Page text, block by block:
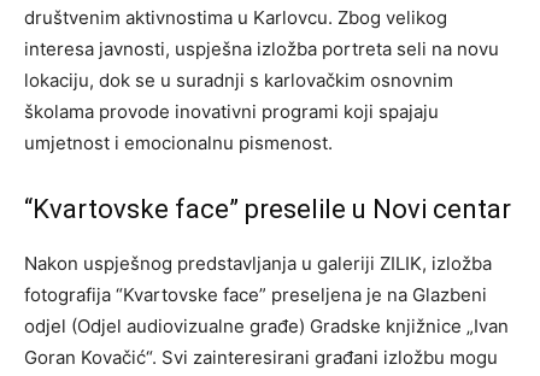
društvenim aktivnostima u Karlovcu. Zbog velikog
interesa javnosti, uspješna izložba portreta seli na novu
lokaciju, dok se u suradnji s karlovačkim osnovnim
školama provode inovativni programi koji spajaju
umjetnost i emocionalnu pismenost.
“Kvartovske face” preselile u Novi centar
Nakon uspješnog predstavljanja u galeriji ZILIK, izložba
fotografija “Kvartovske face” preseljena je na Glazbeni
odjel (Odjel audiovizualne građe) Gradske knjižnice „Ivan
Goran Kovačić“. Svi zainteresirani građani izložbu mogu